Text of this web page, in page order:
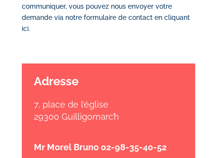
communiquer, vous pouvez nous envoyer votre
demande via notre formulaire de contact en cliquant
ici.
Adresse
7, place de l’église
29300 Guilligomarc’h
Mr Morel Bruno 02-98-35-40-52